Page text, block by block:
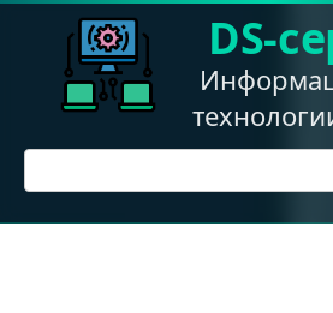
Перейти
DS-
Поиск: